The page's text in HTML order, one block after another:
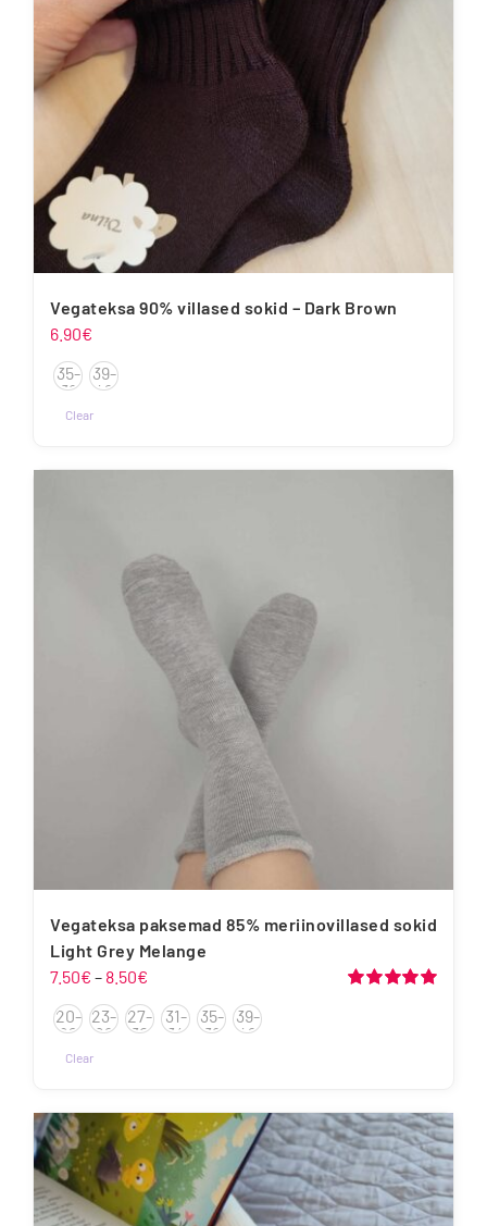
teha
tootelehel.
Vegateksa 90% villased sokid – Dark Brown
6.90€
35-
38
39-
42
Clear
tootel
Vegateksa paksemad 85% meriinovillased sokid
Light Grey Melange
7.50€ – 8.50€
7.50€
kuni
20-
22
23-
26
27-
30
31-
34
35-
38
39-
42
Clear
tootel
on
mitu
varianti.
Valikuid